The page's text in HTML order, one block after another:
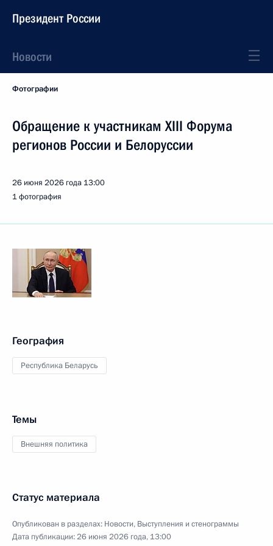
Президент России
Новости
Фотографии
Обращение к участникам XIII Форума
регионов России и Белоруссии
26 июня 2026 года 13:00
1 фотография
География
Республика Беларусь
Темы
Внешняя политика
Статус материала
Опубликован в разделах: Новости, Выступления и стенограммы
Дата публикации:26 июня 2026 года, 13:00